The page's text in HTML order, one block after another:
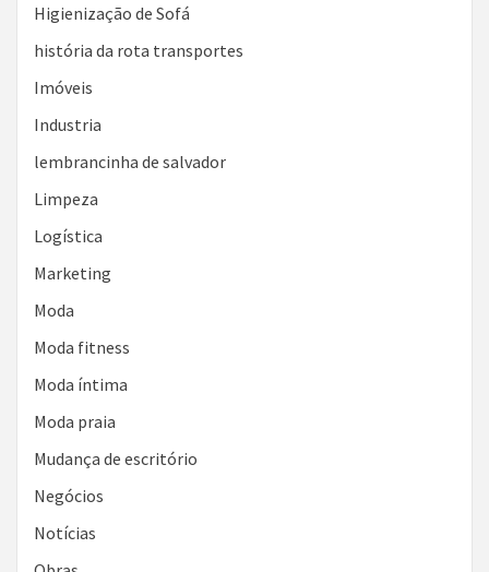
Higienização de Sofá
história da rota transportes
Imóveis
Industria
lembrancinha de salvador
Limpeza
Logística
Marketing
Moda
Moda fitness
Moda íntima
Moda praia
Mudança de escritório
Negócios
Notícias